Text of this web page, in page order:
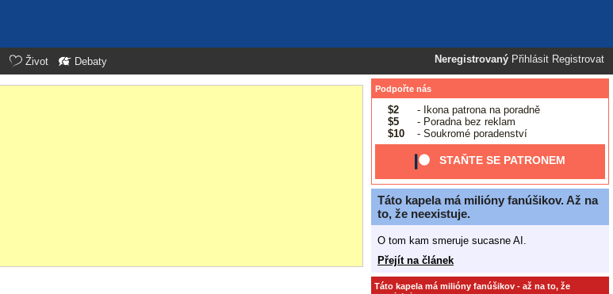
Neregistrovaný Přihlásit Registrovat
Život Debaty
Podpořte nás
$2
- Ikona patrona na poradně
$5
- Poradna bez reklam
$10
- Soukromé poradenství
STAŇTE SE PATRONEM
Táto kapela má milióny fanúšikov. Až na
to, že neexistuje.
O tom kam smeruje sucasne AI.
Přejít na článek
Táto kapela má milióny fanúšikov - až na to, že